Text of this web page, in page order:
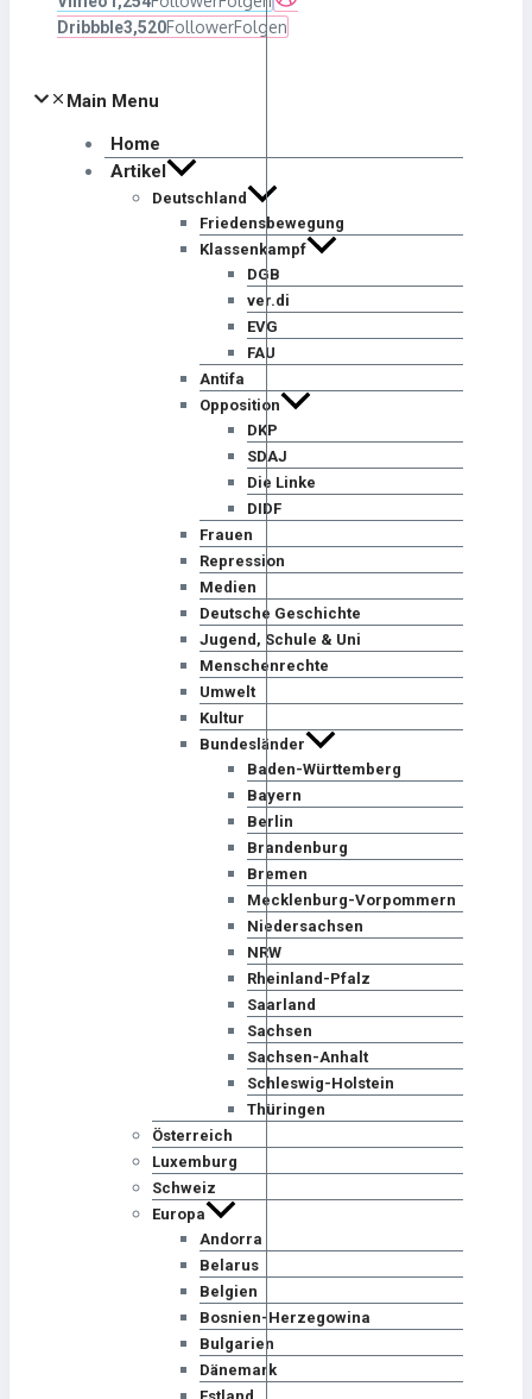
Dribbble3,520FollowerFolgen
Main Menu
Home
Artikel
Deutschland
Friedensbewegung
Klassenkampf
DGB
ver.di
EVG
FAU
Antifa
Opposition
DKP
SDAJ
Die Linke
DIDF
Frauen
Repression
Medien
Deutsche Geschichte
Jugend, Schule & Uni
Menschenrechte
Umwelt
Kultur
Bundesländer
Baden-Württemberg
Bayern
Berlin
Brandenburg
Bremen
Mecklenburg-Vorpommern
Niedersachsen
NRW
Rheinland-Pfalz
Saarland
Sachsen
Sachsen-Anhalt
Schleswig-Holstein
Thüringen
Österreich
Luxemburg
Schweiz
Europa
Andorra
Belarus
Belgien
Bosnien-Herzegowina
Bulgarien
Dänemark